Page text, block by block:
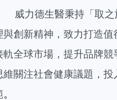
威力德生醫秉持「取
與創新精神，致力打造
軌全球市場，提升品牌
維關注社會健康議題，
。